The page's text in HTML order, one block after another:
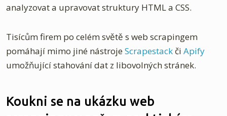
analyzovat a upravovat struktury HTML a CSS.
Tisícům firem po celém světě s web scrapingem
pomáhají mimo jiné nástrojeScrapestack či Apify
umožňující stahování dat z libovolných stránek.
Koukni se na ukázku web